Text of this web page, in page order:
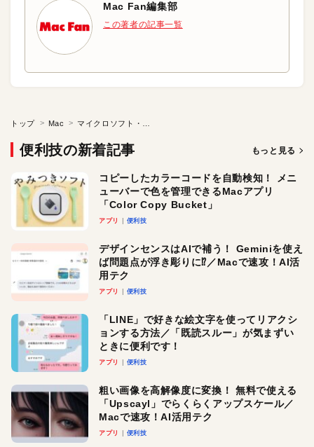
Mac Fan編集部
この著者の記事一覧
トップ Mac
便利技の新着記事 もっと見る
コピーしたカラーコードを自動検知！ メニ
ューバーで色を管理できるMacアプリ
「Color Copy Bucket」
アプリ 便利技
デザインセンスはAIで補う！ Geminiを使え
ば問題点が浮き彫りに⁉︎／Macで速攻！AI活
用テク
アプリ 便利技
「LINE」で好きな絵文字を使ってリアクシ
ョンする方法／「既読スルー」が気まずい
ときに便利です！
アプリ 便利技
粗い画像を高解像度に変換！ 無料で使える
「Upscayl」でらくらくアップスケール／
Macで速攻！AI活用テク
アプリ 便利技